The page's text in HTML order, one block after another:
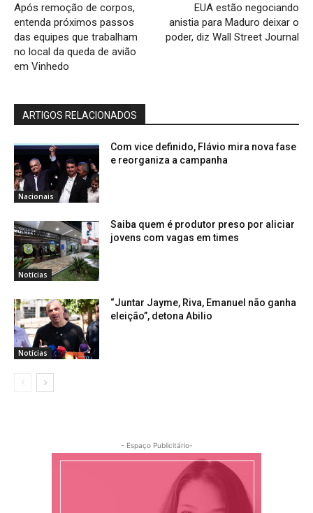
Após remoção de corpos,
entenda próximos passos
das equipes que trabalham
no local da queda de avião
em Vinhedo
EUA estão negociando
anistia para Maduro deixar o
poder, diz Wall Street Journal
ARTIGOS RELACIONADOS
Nacionais
Com vice definido, Flávio mira nova fase
e reorganiza a campanha
Notícias
Saiba quem é produtor preso por aliciar
jovens com vagas em times
Notícias
“Juntar Jayme, Riva, Emanuel não ganha
eleição”, detona Abilio
- Espaço Publicitário-